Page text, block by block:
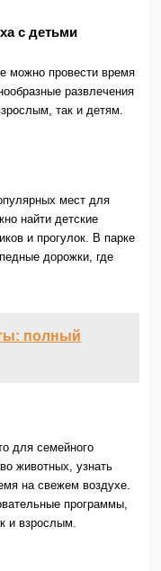
с детьми
можно провести время
развлечения
так и детям.
мест для
найти детские
и прогулок. В парке
дорожки, где
полный
для семейного
животных, узнать
на свежем воздухе.
программы,
и взрослым.